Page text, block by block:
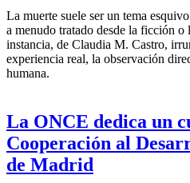
La muerte suele ser un tema
a menudo tratado desde la ficción
instancia, de Claudia M. Castro,
experiencia real, la observación
humana.
La ONCE dedica un
Cooperación al
de Madrid